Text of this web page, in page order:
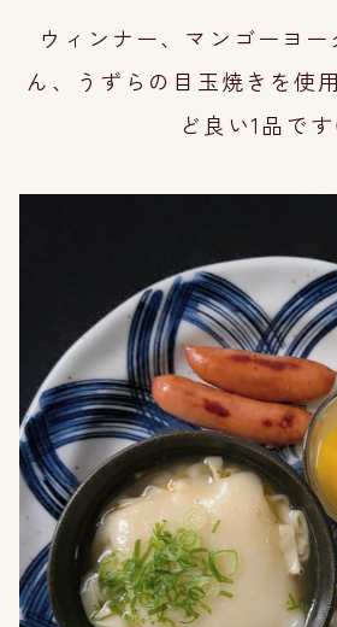
ウィンナー、マンゴーヨ
ん、うずらの目玉焼きを使
ど良い1品で